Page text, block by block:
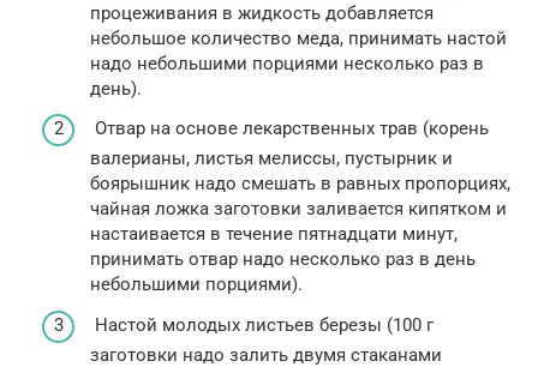
процеживания в жидкость добавляется
небольшое количество меда, принимать настой
надо небольшими порциями несколько раз в
день).
Отвар на основе лекарственных трав (корень
валерианы, листья мелиссы, пустырник и
боярышник надо смешать в равных пропорциях,
чайная ложка заготовки заливается кипятком и
настаивается в течение пятнадцати минут,
принимать отвар надо несколько раз в день
небольшими порциями).
Настой молодых листьев березы (100 г
заготовки надо залить двумя стаканами